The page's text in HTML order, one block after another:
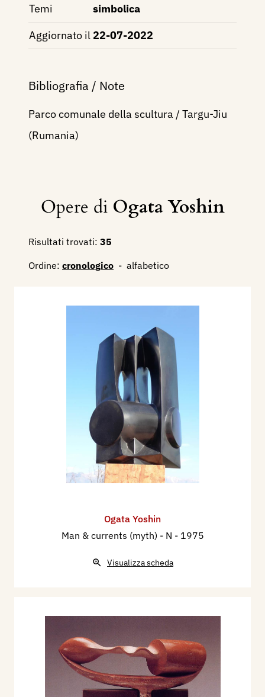
Temi
simbolica
Aggiornato il 22-07-2022
Bibliografia / Note
Parco comunale della scultura / Targu-Jiu
(Rumania)
Opere di Ogata Yoshin
Risultati trovati: 35
Ordine: cronologico - alfabetico
Ogata Yoshin
Man & currents (myth) - N - 1975
Visualizza scheda